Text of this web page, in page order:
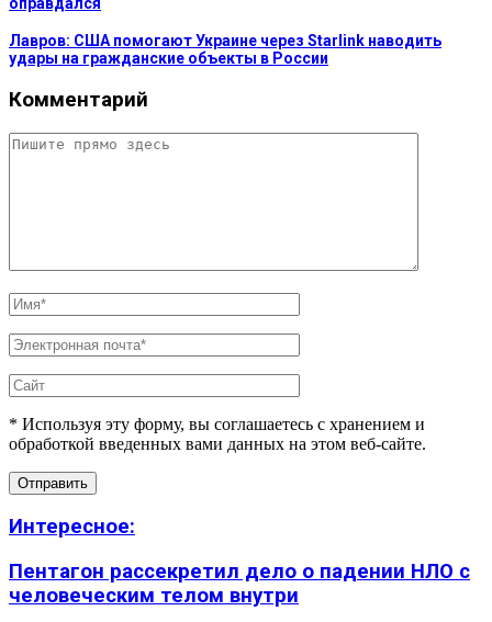
Лавров: США помогают Украине через Starlink наводить
удары на гражданские объекты в России
Комментарий
* Используя эту форму, вы соглашаетесь с хранением и
обработкой введенных вами данных на этом веб-сайте.
Интересное:
Пентагон рассекретил дело о падении НЛО с
человеческим телом внутри